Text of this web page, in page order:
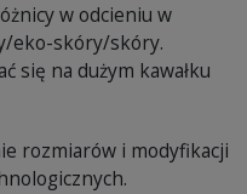
w odcieniu w
eko-skóry/skóry.
się na dużym kawałku
rozmiarów i modyfikacji